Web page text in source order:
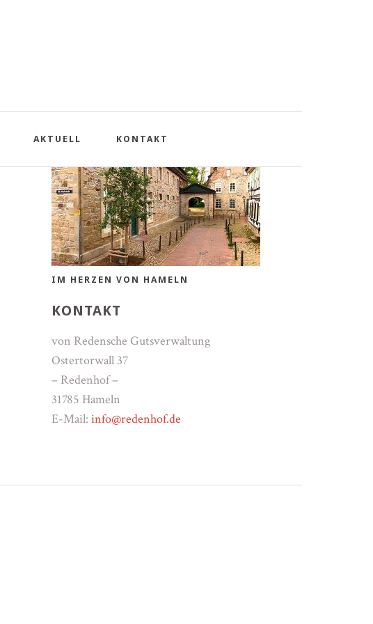
AKTUELL KONTAKT
IM HERZEN VON HAMELN
KONTAKT
von Redensche Gutsverwaltung
Ostertorwall 37
– Redenhof –
31785 Hameln
E-Mail: info@redenhof.de